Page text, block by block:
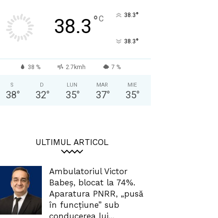
38.3 °C 38.3°
38.3°
38 % 2.7kmh 7 %
S
38°
D
32°
LUN
35°
MAR
37°
MIE
35°
ULTIMUL ARTICOL
Ambulatoriul Victor
Babeș, blocat la 74%.
Aparatura PNRR, „pusă
în funcțiune” sub
conducerea lui...